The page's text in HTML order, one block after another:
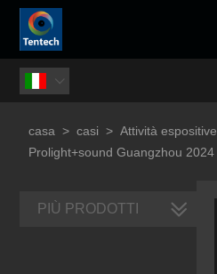

casa > casi > Attività espositive
Prolight+sound Guangzhou 2024
PIÙ PRODOTTI